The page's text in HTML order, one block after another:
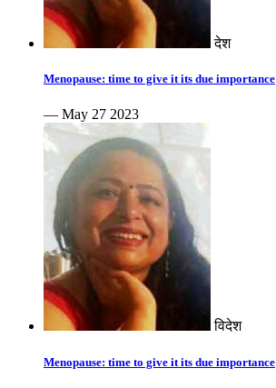
देश
Menopause: time to give it its due importance
— May 27 2023
विदेश
Menopause: time to give it its due importance